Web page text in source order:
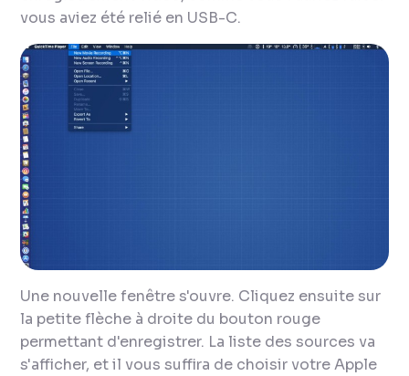
vous aviez été relié en USB-C.
Une nouvelle fenêtre s'ouvre. Cliquez ensuite sur
la petite flèche à droite du bouton rouge
permettant d'enregistrer. La liste des sources va
s'afficher, et il vous suffira de choisir votre Apple